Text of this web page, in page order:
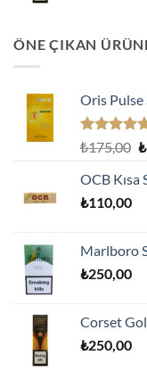
ÖNE ÇIKAN
Oris Pulse
5
oy
aldı
₺175,00 ₺
OCB Kısa
₺110,00
Marlboro
₺250,00
Corset
₺250,00